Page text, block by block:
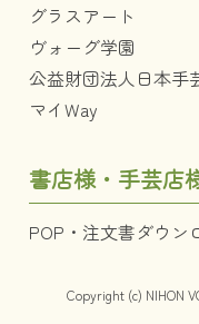
グラスアート
ヴォーグ学園
公益財団法人日本手
マイWay
書店様・手芸店
POP・注文書ダウン
Copyright (c) NIHON